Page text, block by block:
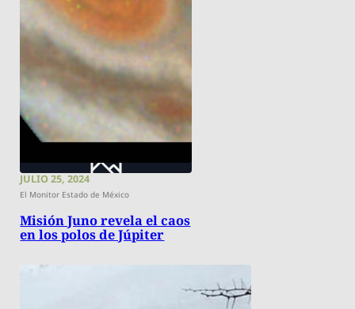
JULIO 25, 2024
El Monitor Estado de México
Misión Juno revela el caos
en los polos de Júpiter